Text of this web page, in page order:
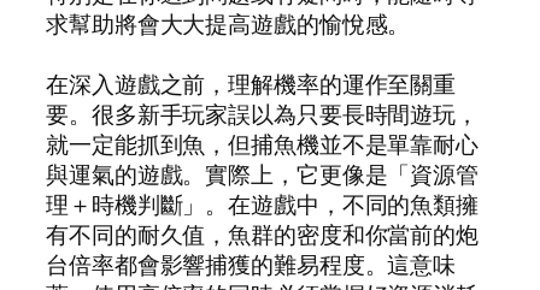
求幫助將會大大提高遊戲的愉悅感。
在深入遊戲之前，理解機率的運作至關重
要。很多新手玩家誤以為只要長時間遊玩，
就一定能抓到魚，但捕魚機並不是單靠耐心
與運氣的遊戲。實際上，它更像是「資源管
理＋時機判斷」。在遊戲中，不同的魚類擁
有不同的耐久值，魚群的密度和你當前的炮
台倍率都會影響捕獲的難易程度。這意味